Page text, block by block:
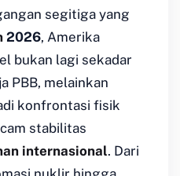
segitiga yang
2026, Amerika
bukan lagi sekadar
PBB, melainkan
konfrontasi fisik
stabilitas
internasional. Dari